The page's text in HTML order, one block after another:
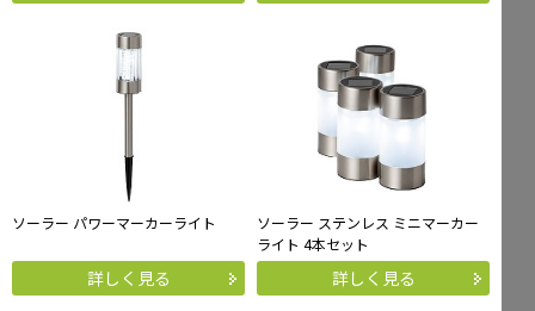
ソーラー パワーマーカーライト
詳しく見る
ソーラー ステンレス ミニマーカー
ライト 4本セット
詳しく見る